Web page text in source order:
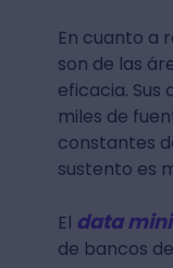
En cuanto a
son de las
eficacia.
miles de
constantes
sustento es
El data
de bancos